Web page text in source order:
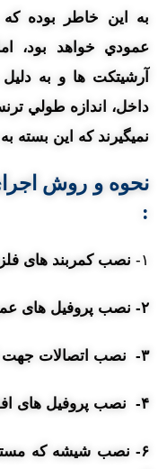
به اين خاطر بوده
عمودي خواهد بود،
آرشيتکت ها و به
داخل، اندازه طولي
نميگيرند که اين
نحوه و روش
:
۱- نصب کمربند های
۲- نصب پروفیل های عمودی یا همان مولیون ها می باشد .
۳- نصب اتصالات جهت اتصال پروفیل های افقی
۴- نصب پروفیل های افقی
۶- نصب شیشه که